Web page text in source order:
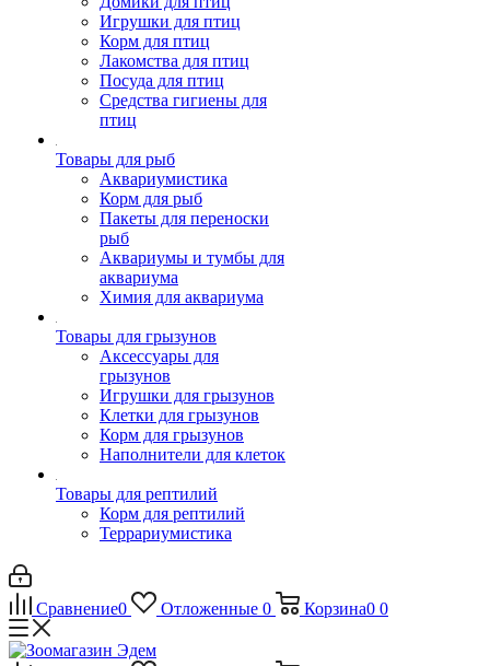
Игрушки для птиц
Корм для птиц
Лакомства для птиц
Посуда для птиц
Средства гигиены для
птиц
Товары для рыб
Аквариумистика
Корм для рыб
Пакеты для переноски
рыб
Аквариумы и тумбы для
аквариума
Химия для аквариума
Товары для грызунов
Аксессуары для
грызунов
Игрушки для грызунов
Клетки для грызунов
Корм для грызунов
Наполнители для клеток
Товары для рептилий
Корм для рептилий
Террариумистика
Сравнение0 Отложенные 0 Корзина0 0